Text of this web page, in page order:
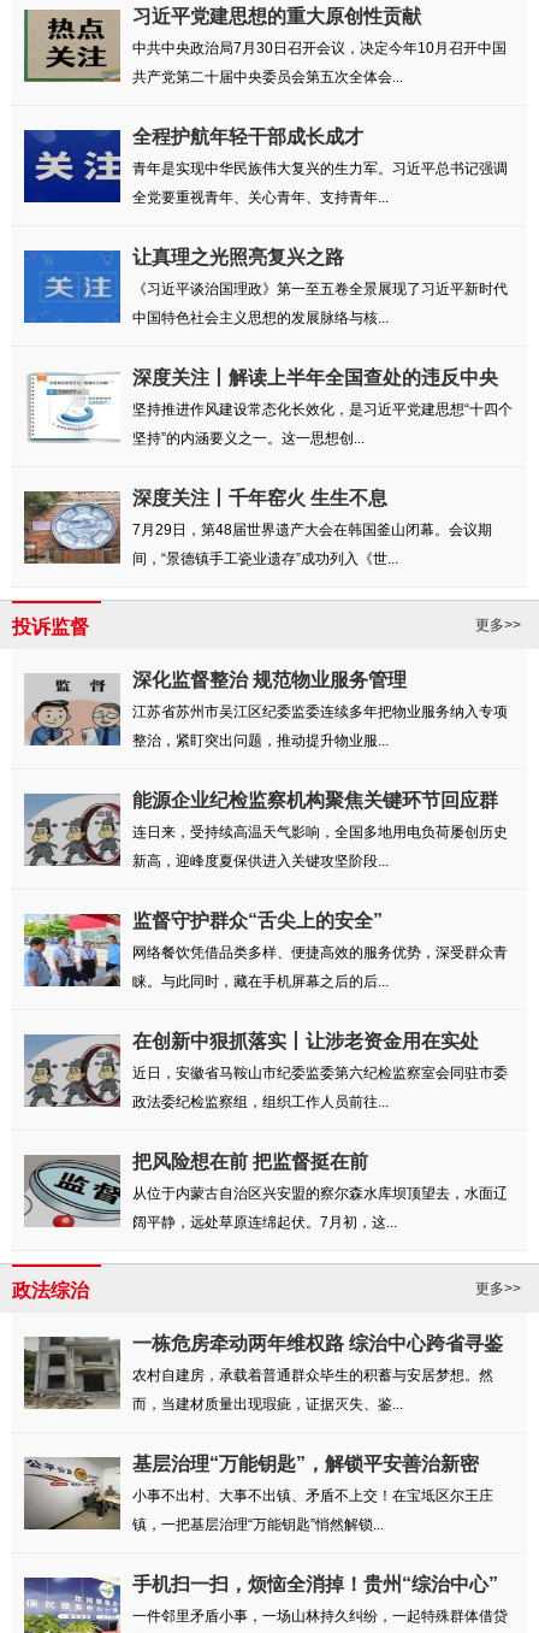
习近平党建思想的重大原创性贡献
中共中央政治局7月30日召开会议，决定今年10月召开中国
共产党第二十届中央委员会第五次全体会...
全程护航年轻干部成长成才
青年是实现中华民族伟大复兴的生力军。习近平总书记强调
全党要重视青年、关心青年、支持青年...
让真理之光照亮复兴之路
《习近平谈治国理政》第一至五卷全景展现了习近平新时代
中国特色社会主义思想的发展脉络与核...
深度关注丨解读上半年全国查处的违反中央
八项...
坚持推进作风建设常态化长效化，是习近平党建思想“十四个
坚持”的内涵要义之一。这一思想创...
深度关注丨千年窑火 生生不息
7月29日，第48届世界遗产大会在韩国釜山闭幕。会议期
间，“景德镇手工瓷业遗存”成功列入《世...
投诉监督 更多>>
深化监督整治 规范物业服务管理
江苏省苏州市吴江区纪委监委连续多年把物业服务纳入专项
整治，紧盯突出问题，推动提升物业服...
能源企业纪检监察机构聚焦关键环节回应群
众诉...
连日来，受持续高温天气影响，全国多地用电负荷屡创历史
新高，迎峰度夏保供进入关键攻坚阶段...
监督守护群众“舌尖上的安全”
网络餐饮凭借品类多样、便捷高效的服务优势，深受群众青
睐。与此同时，藏在手机屏幕之后的后...
在创新中狠抓落实丨让涉老资金用在实处
近日，安徽省马鞍山市纪委监委第六纪检监察室会同驻市委
政法委纪检监察组，组织工作人员前往...
把风险想在前 把监督挺在前
从位于内蒙古自治区兴安盟的察尔森水库坝顶望去，水面辽
阔平静，远处草原连绵起伏。7月初，这...
政法综治 更多>>
一栋危房牵动两年维权路 综治中心跨省寻鉴
解民忧
农村自建房，承载着普通群众毕生的积蓄与安居梦想。然
而，当建材质量出现瑕疵，证据灭失、鉴...
基层治理“万能钥匙”，解锁平安善治新密
码！
小事不出村、大事不出镇、矛盾不上交！在宝坻区尔王庄
镇，一把基层治理“万能钥匙”悄然解锁...
手机扫一扫，烦恼全消掉！贵州“综治中心”
...
一件邻里矛盾小事，一场山林持久纠纷，一起特殊群体借贷